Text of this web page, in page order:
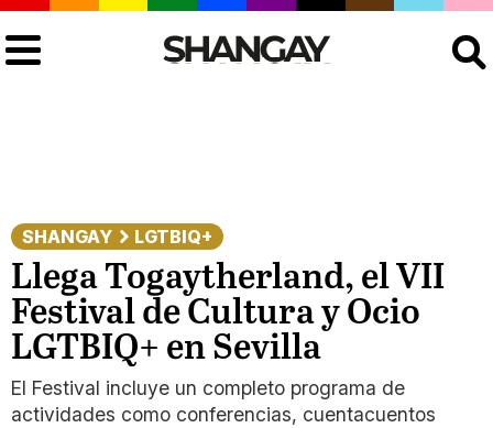
SHANGAY LGTBIQ+
Llega Togaytherland, el VII
Festival de Cultura y Ocio
LGTBIQ+ en Sevilla
El Festival incluye un completo programa de
actividades como conferencias, cuentacuentos